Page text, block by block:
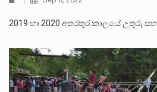
2019 හා 2020 අතරතුර කාලයේ උතුරු